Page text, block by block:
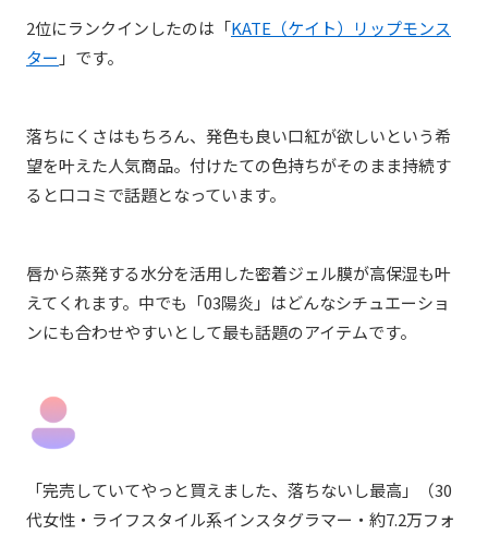
2位にランクインしたのは「KATE（ケイト）リップモンス
ター 」です。
落ちにくさはもちろん、発色も良い口紅が欲しいという希
望を叶えた人気商品。付けたての色持ちがそのまま持続す
ると口コミで話題となっています。
唇から蒸発する水分を活用した密着ジェル膜が高保湿も叶
えてくれます。中でも「03陽炎」はどんなシチュエーショ
ンにも合わせやすいとして最も話題のアイテムです。
「完売していてやっと買えました、落ちないし最高 」
（30
代女性・ライフスタイル系インスタグラマー・約7.2万フォ